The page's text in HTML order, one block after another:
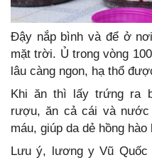
Đậy nắp bình và để ở
mặt trời. Ủ trong vòng
lâu càng ngon, hạ thổ
Khi ăn thì lấy trứng ra
rượu, ăn cả cái và
máu, giúp da dẻ hồng hào
Lưu ý, lương y Vũ Quốc